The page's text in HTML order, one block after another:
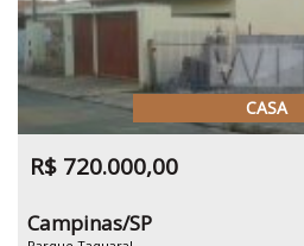
CASA
R$ 720.000,00
Campinas/SP